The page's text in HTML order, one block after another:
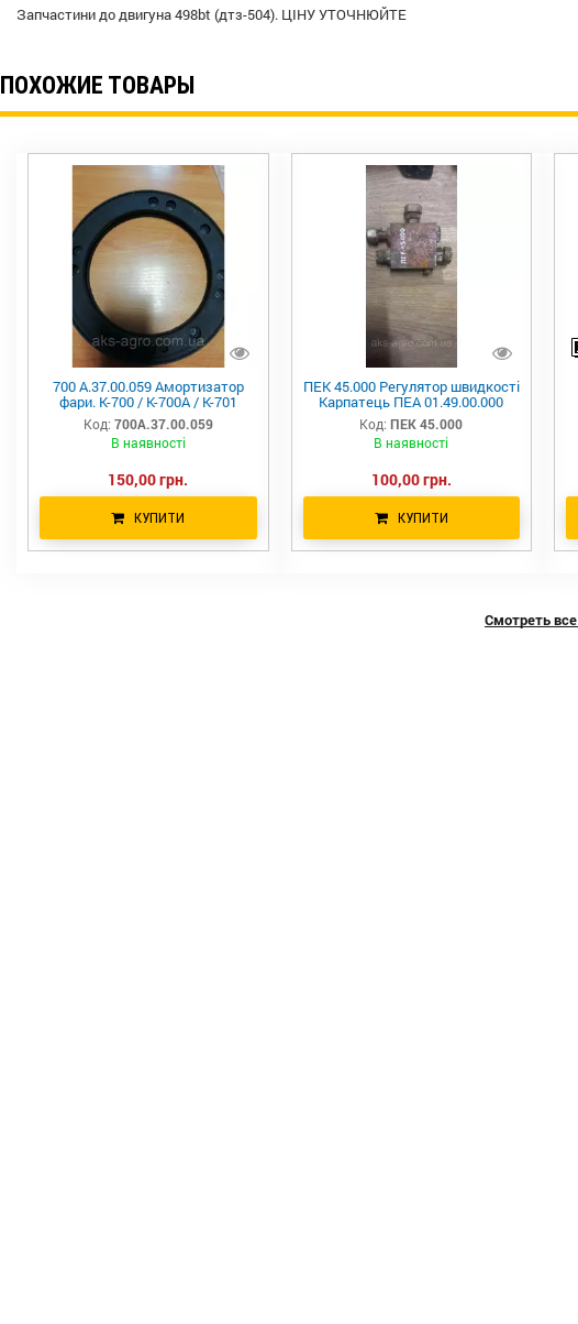
Запчастини до двигуна 498bt (дтз-504). ЦІНУ УТОЧНЮЙТЕ
ПОХОЖИЕ ТОВАРЫ
700 А.37.00.059 Амортизатор
фари. К-700 / К-700А / К-701
Код: 700А.37.00.059
В наявності
150,00 грн.
КУПИТИ
ПЕК 45.000 Регулятор швидкості
Карпатець ПЕА 01.49.00.000
Код: ПЕК 45.000
В наявності
100,00 грн.
КУПИТИ
Смотреть все